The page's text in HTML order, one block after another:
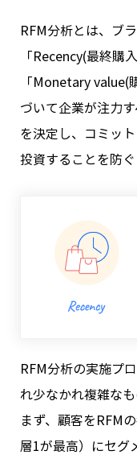
RFM分析とは、ブ
「Recency(最終購
「Monetary
づいて企業が注力
を決定し、コミッ
投資することを防
RFM分析の実施プ
れ少なかれ複雑な
まず、顧客をRFM
層1が最高）にセグ